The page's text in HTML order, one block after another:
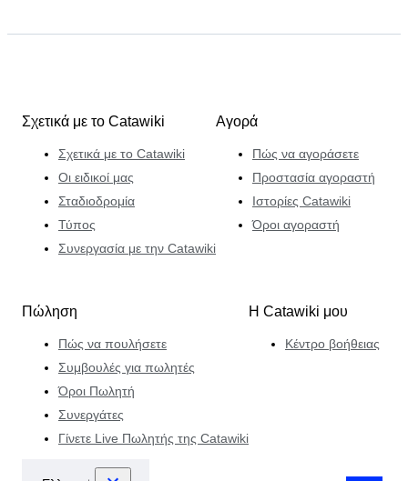
Σχετικά με το Catawiki
Σχετικά με το Catawiki
Οι ειδικοί μας
Σταδιοδρομία
Τύπος
Συνεργασία με την Catawiki
Αγορά
Πώς να αγοράσετε
Προστασία αγοραστή
Ιστορίες Catawiki
Όροι αγοραστή
Πώληση
Πώς να πουλήσετε
Συμβουλές για πωλητές
Όροι Πωλητή
Συνεργάτες
Γίνετε Live Πωλητής της Catawiki
Η Catawiki μου
Κέντρο βοήθειας